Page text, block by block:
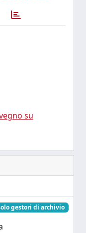
su
gestori di archivio